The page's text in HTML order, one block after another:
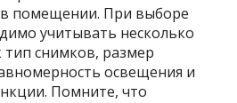
помещении. При выборе
учитывать несколько
тип снимков, размер
освещения и
Помните, что